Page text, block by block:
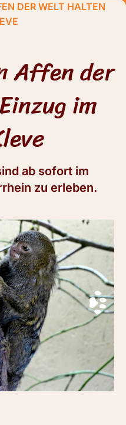
DER WELT HALTEN
Affen der
im
ab sofort im
zu erleben.